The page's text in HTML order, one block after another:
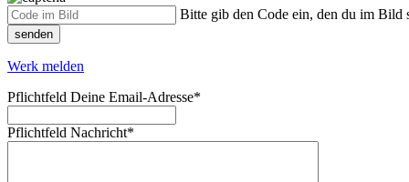
Bitte gib den Code ein, den du im Bild
senden
Werk melden
Pflichtfeld Deine Email-Adresse*
Pflichtfeld Nachricht*